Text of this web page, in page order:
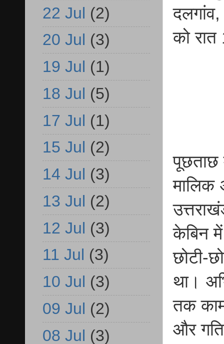
को
पूछताछ
मालिक
केबिन
छोटी-
था।
तक
और
22 Jul (2)
20 Jul (3)
19 Jul (1)
18 Jul (5)
17 Jul (1)
15 Jul (2)
14 Jul (3)
13 Jul (2)
12 Jul (3)
11 Jul (3)
10 Jul (3)
09 Jul (2)
08 Jul (3)